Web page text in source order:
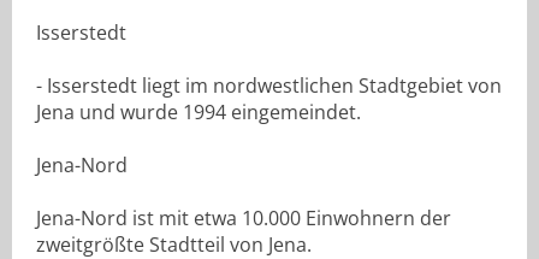
Isserstedt
- Isserstedt liegt im nordwestlichen Stadtgebiet von
Jena und wurde 1994 eingemeindet.
Jena-Nord
Jena-Nord ist mit etwa 10.000 Einwohnern der
zweitgrößte Stadtteil von Jena.